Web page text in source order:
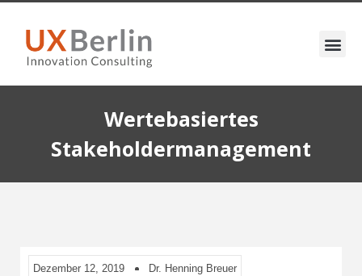
Wertebasiertes
Stakeholdermanagement
Dezember 12, 2019 Dr. Henning Breuer